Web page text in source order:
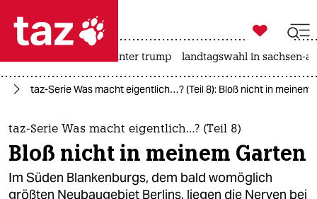
 taz zahl ich
taz zahl ich
themen
politik
öko

taz zahl ich
usa unter trump landtagswahl in sachsen-
taz-Serie Was macht eigentlich…? (Teil 8): Bloß nicht in meinem
taz-Serie Was macht eigentlich…? (Teil 8)
Bloß nicht in meinem Garten
Im Süden Blankenburgs, dem bald womöglich
größten Neubaugebiet Berlins, liegen die Nerven bei